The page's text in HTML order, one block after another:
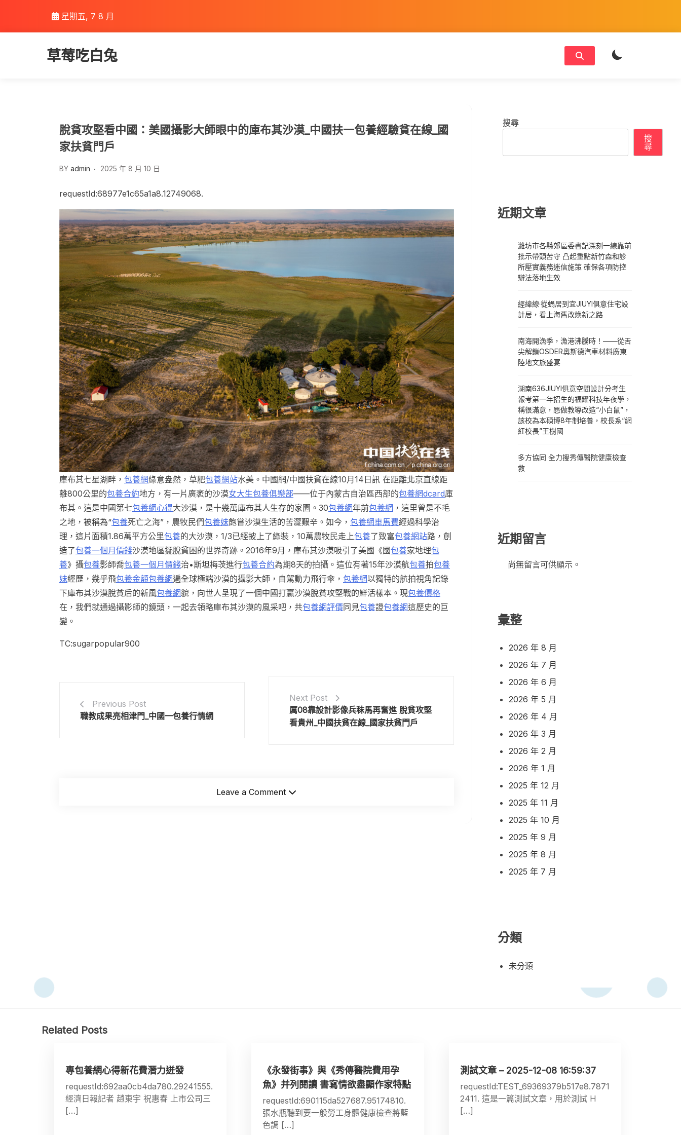
content
星期五, 7 8 月
草莓吃白兔
脫貧攻堅看中國：美國攝影大師眼中的庫布其沙漠_中國扶一包養經驗貧在線_國
家扶貧門戶
BY admin 2025 年 8 月 10 日
requestId:68977e1c65a1a8.12749068.
庫布其七星湖畔， 包養網綠意盎然，草肥包養網站水美。中國網/中國扶貧在線10月14日訊 在距離北京直線距
離800公里的包養合約地方，有一片廣袤的沙漠女大生包養俱樂部——位于內蒙古自治區西部的包養網dcard庫
布其。這是中國第七包養網心得大沙漠，是十幾萬庫布其人生存的家園。30包養網年前包養網 ，這里曾是不毛
之地，被稱為“包養死亡之海”，農牧民們包養妹飽嘗沙漠生活的苦澀艱辛。如今， 包養網車馬費經過科學治
理，這片面積1.86萬平方公里包養的大沙漠，1/3已經披上了綠裝，10萬農牧民走上包養了致富包養網站路，創
造了包養一個月價錢沙漠地區擺脫貧困的世界奇跡。2016年9月，庫布其沙漠吸引了美國《國包養家地理包
養》攝包養影師喬包養一個月價錢治•斯坦梅茨進行包養合約為期8天的拍攝。這位有著15年沙漠航包養拍包養
妹經歷，幾乎飛包養金額包養網遍全球極端沙漠的攝影大師，自駕動力飛行傘， 包養網以獨特的航拍視角記錄
下庫布其沙漠脫貧后的新風包養網貌，向世人呈現了一個中國打贏沙漠脫貧攻堅戰的鮮活樣本。現包養價格
在，我們就通過攝影師的鏡頭，一起去領略庫布其沙漠的風采吧，共包養網評價同見包養證包養網這歷史的巨
變。
TC:sugarpopular900
Previous Post
職教成果亮相津門_中國一包養行情網
Next Post
厲08靠設計影像兵秣馬再奮進 脫貧攻堅
看貴州_中國扶貧在線_國家扶貧門戶
Leave a Comment
搜尋
搜
尋
近期文章
濰坊市各縣郊區委書記深刻一線靠前
批示帶頭苦守 凸起重點新竹森和診
所壓實義務迷信施策 確保各項防控
辦法落地生效
經緯線·從蝸居到宜JIUYI俱意住宅設
計居，看上海舊改煥新之路
南海開漁季，漁港沸騰時！——從舌
尖解鎖OSDER奧斯德汽車材料廣東
陸地文旅盛宴
湖南636JIUYI俱意空間設計分考生
報考第一年招生的福耀科技年夜學，
稱很滿意，愿做教導改造“小白鼠”，
該校為本碩博8年制培養，校長系“網
紅校長”王樹國
多方協同 全力搜秀傳醫院健康檢查
救
近期留言
尚無留言可供顯示。
彙整
2026 年 8 月
2026 年 7 月
2026 年 6 月
2026 年 5 月
2026 年 4 月
2026 年 3 月
2026 年 2 月
2026 年 1 月
2025 年 12 月
2025 年 11 月
2025 年 10 月
2025 年 9 月
2025 年 8 月
2025 年 7 月
分類
未分類
Related Posts
專包養網心得新花費潛力迸發
requestId:692aa0cb4da780.29241555.
經濟日報記者 趙東宇 祝惠春 上市公司三
[…]
《永發街事》與《秀傳醫院費用孕
魚》并列閱讀 書寫情欲盡顯作家特點
requestId:690115da527687.95174810.
張水瓶聽到要一般勞工身體健康檢查將藍
色調 […]
測試文章 – 2025-12-08 16:59:37
requestId:TEST_69369379b517e8.7871
2411. 這是一篇測試文章，用於測試 H
[…]